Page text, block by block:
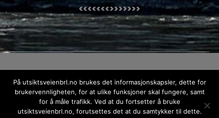
<<<<<<<>>>>>>>
Personvernerklæring
På utsiktsveienbrl.no brukes det informasjonskapsler, dette for
brukervennligheten, for at ulike funksjoner skal fungere, samt
for å måle trafikk. Ved at du fortsetter å bruke
utsiktsveienbrl.no, forutsettes det at du samtykker til dette.